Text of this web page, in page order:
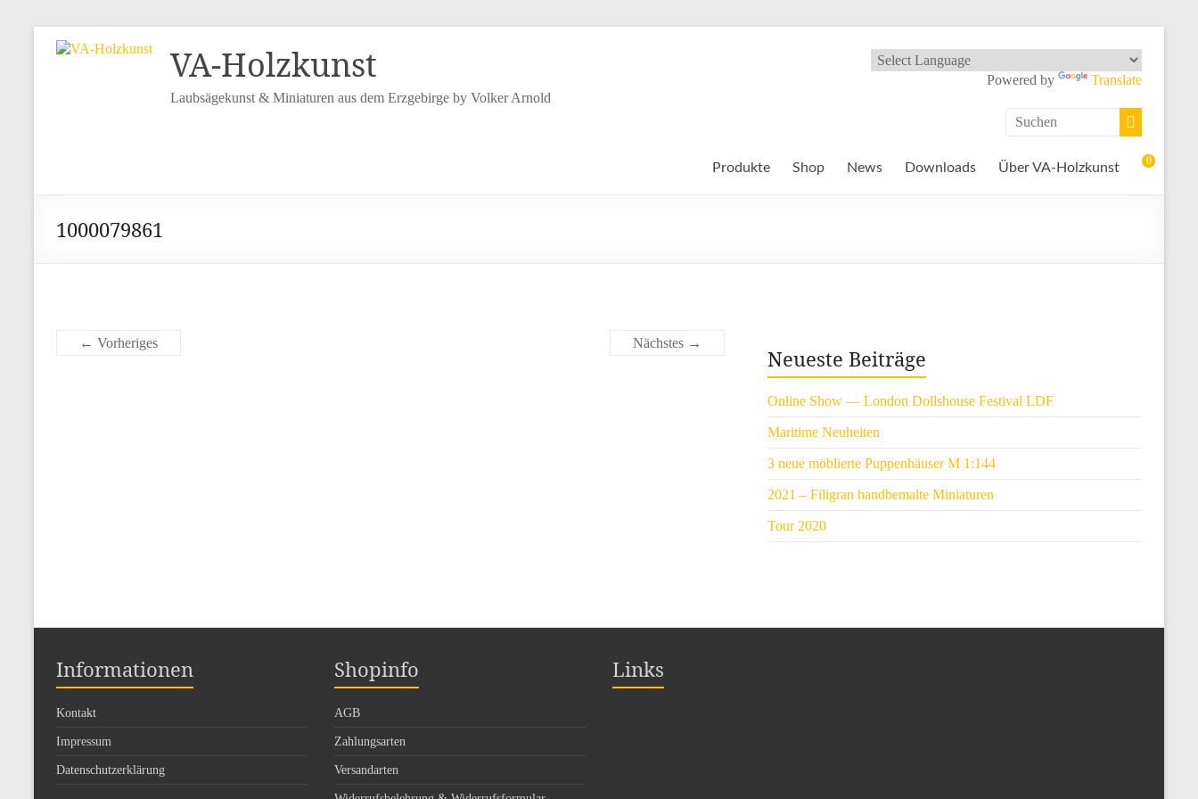
VA-Holzkunst
Laubsägekunst & Miniaturen aus dem Erzgebirge by Volker Arnold
Powered by Translate
0
Produkte Shop News Downloads Über VA-Holzkunst
1000079861
← Vorheriges Nächstes →
Neueste Beiträge
Online Show — London Dollshouse Festival LDF
Maritime Neuheiten
3 neue möblierte Puppenhäuser M 1:144
2021 – Filigran handbemalte Miniaturen
Tour 2020
Informationen
Kontakt
Impressum
Datenschutzerklärung
Shopinfo
AGB
Zahlungsarten
Versandarten
Links